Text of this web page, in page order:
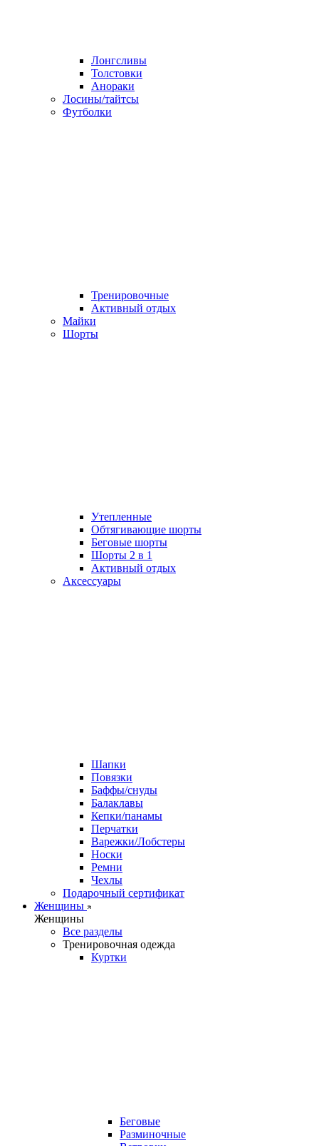
Лонгсливы
Толстовки
Анораки
Лосины/тайтсы
Футболки
Тренировочные
Активный отдых
Майки
Шорты
Утепленные
Обтягивающие шорты
Беговые шорты
Шорты 2 в 1
Активный отдых
Аксессуары
Шапки
Повязки
Баффы/снуды
Балаклавы
Кепки/панамы
Перчатки
Варежки/Лобстеры
Носки
Ремни
Чехлы
Подарочный сертификат
Женщины
Женщины
Все разделы
Тренировочная одежда
Куртки
Беговые
Разминочные